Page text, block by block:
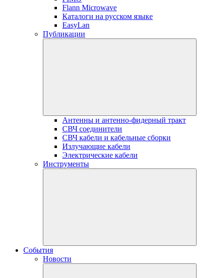
Flann Microwave
Каталоги на русском языке
EasyLan
Публикации
Антенны и антенно-фидерный тракт
СВЧ соединители
СВЧ кабели и кабельные сборки
Излучающие кабели
Электрические кабели
Инструменты
События
Новости